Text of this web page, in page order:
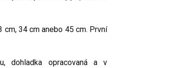
34 cm anebo 45 cm. První
dohladka opracovaná a v